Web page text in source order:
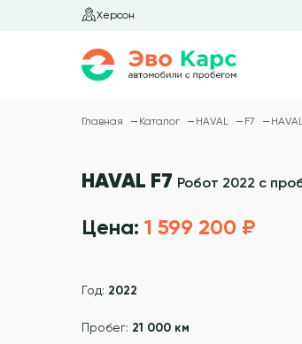
Херсон
Главная Каталог HAVAL F7
HAVAL F7 Робот 2022 с
Цена: 1 599 200 ₽
Год: 2022
Пробег: 21 000 км